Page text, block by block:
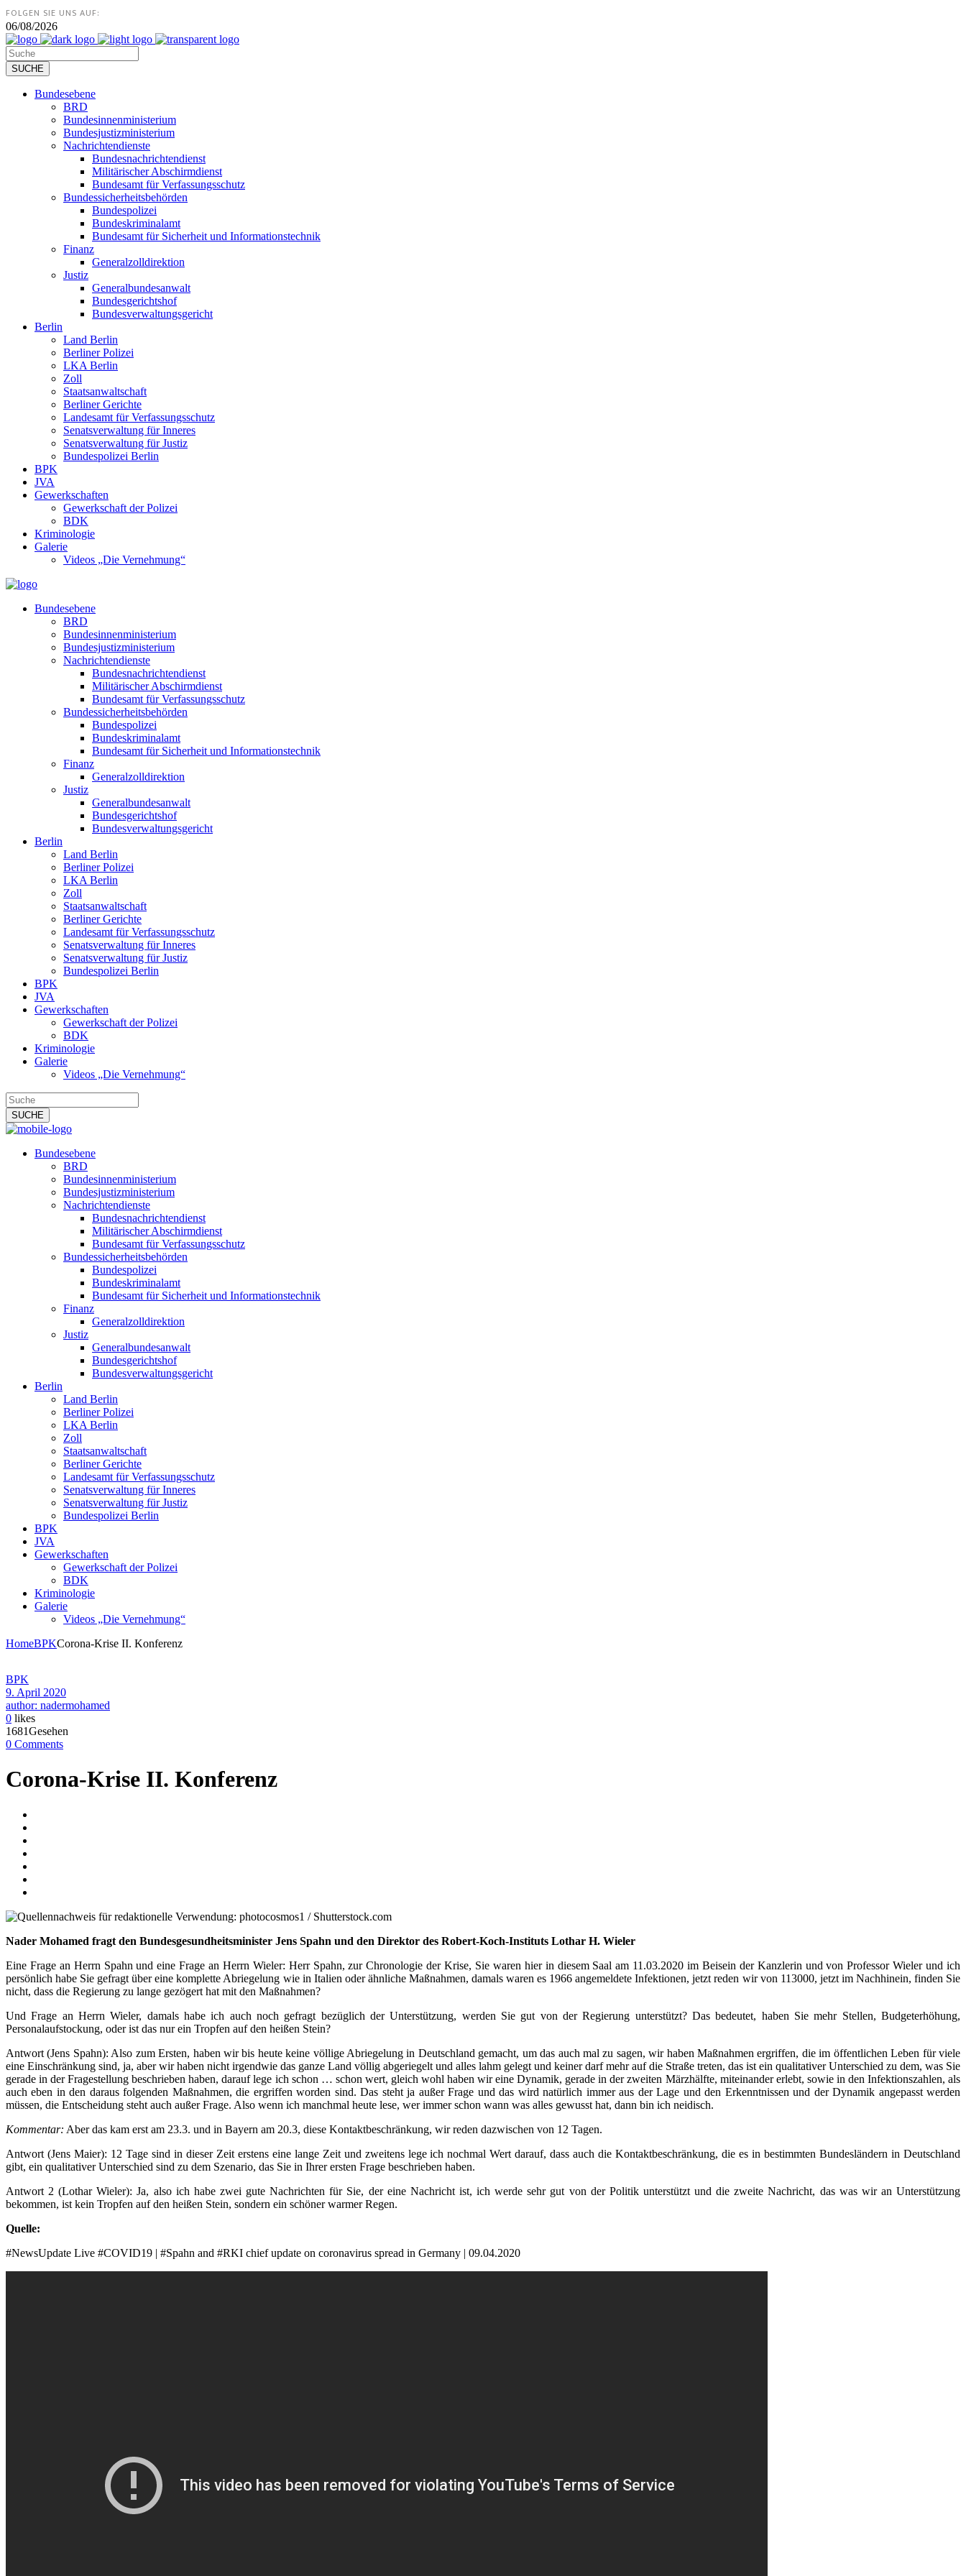
FOLGEN SIE UNS AUF:
06/08/2026
Bundesebene
BRD
Bundesinnenministerium
Bundesjustizministerium
Nachrichtendienste
Bundesnachrichtendienst
Militärischer Abschirmdienst
Bundesamt für Verfassungsschutz
Bundessicherheitsbehörden
Bundespolizei
Bundeskriminalamt
Bundesamt für Sicherheit und Informationstechnik
Finanz
Generalzolldirektion
Justiz
Generalbundesanwalt
Bundesgerichtshof
Bundesverwaltungsgericht
Berlin
Land Berlin
Berliner Polizei
LKA Berlin
Zoll
Staatsanwaltschaft
Berliner Gerichte
Landesamt für Verfassungsschutz
Senatsverwaltung für Inneres
Senatsverwaltung für Justiz
Bundespolizei Berlin
BPK
JVA
Gewerkschaften
Gewerkschaft der Polizei
BDK
Kriminologie
Galerie
Videos „Die Vernehmung“
Bundesebene
BRD
Bundesinnenministerium
Bundesjustizministerium
Nachrichtendienste
Bundesnachrichtendienst
Militärischer Abschirmdienst
Bundesamt für Verfassungsschutz
Bundessicherheitsbehörden
Bundespolizei
Bundeskriminalamt
Bundesamt für Sicherheit und Informationstechnik
Finanz
Generalzolldirektion
Justiz
Generalbundesanwalt
Bundesgerichtshof
Bundesverwaltungsgericht
Berlin
Land Berlin
Berliner Polizei
LKA Berlin
Zoll
Staatsanwaltschaft
Berliner Gerichte
Landesamt für Verfassungsschutz
Senatsverwaltung für Inneres
Senatsverwaltung für Justiz
Bundespolizei Berlin
BPK
JVA
Gewerkschaften
Gewerkschaft der Polizei
BDK
Kriminologie
Galerie
Videos „Die Vernehmung“
Bundesebene
BRD
Bundesinnenministerium
Bundesjustizministerium
Nachrichtendienste
Bundesnachrichtendienst
Militärischer Abschirmdienst
Bundesamt für Verfassungsschutz
Bundessicherheitsbehörden
Bundespolizei
Bundeskriminalamt
Bundesamt für Sicherheit und Informationstechnik
Finanz
Generalzolldirektion
Justiz
Generalbundesanwalt
Bundesgerichtshof
Bundesverwaltungsgericht
Berlin
Land Berlin
Berliner Polizei
LKA Berlin
Zoll
Staatsanwaltschaft
Berliner Gerichte
Landesamt für Verfassungsschutz
Senatsverwaltung für Inneres
Senatsverwaltung für Justiz
Bundespolizei Berlin
BPK
JVA
Gewerkschaften
Gewerkschaft der Polizei
BDK
Kriminologie
Galerie
Videos „Die Vernehmung“
HomeBPKCorona-Krise II. Konferenz
BPK
9. April 2020
author: nadermohamed
0 likes
1681Gesehen
0 Comments
Corona-Krise II. Konferenz
Nader Mohamed fragt den Bundesgesundheitsminister Jens Spahn und den Direktor des Robert-Koch-Instituts Lothar H. Wieler
Eine Frage an Herrn Spahn und eine Frage an Herrn Wieler: Herr Spahn, zur Chronologie der Krise, Sie waren hier in diesem Saal am 11.03.2020 im Beisein der Kanzlerin und von Professor Wieler und ich
persönlich habe Sie gefragt über eine komplette Abriegelung wie in Italien oder ähnliche Maßnahmen, damals waren es 1966 angemeldete Infektionen, jetzt reden wir von 113000, jetzt im Nachhinein, finden Sie
nicht, dass die Regierung zu lange gezögert hat mit den Maßnahmen?
Und Frage an Herrn Wieler, damals habe ich auch noch gefragt bezüglich der Unterstützung, werden Sie gut von der Regierung unterstützt? Das bedeutet, haben Sie mehr Stellen, Budgeterhöhung,
Personalaufstockung, oder ist das nur ein Tropfen auf den heißen Stein?
Antwort (Jens Spahn): Also zum Ersten, haben wir bis heute keine völlige Abriegelung in Deutschland gemacht, um das auch mal zu sagen, wir haben Maßnahmen ergriffen, die im öffentlichen Leben für viele
eine Einschränkung sind, ja, aber wir haben nicht irgendwie das ganze Land völlig abgeriegelt und alles lahm gelegt und keiner darf mehr auf die Straße treten, das ist ein qualitativer Unterschied zu dem, was Sie
gerade in der Fragestellung beschrieben haben, darauf lege ich schon … schon wert, gleich wohl haben wir eine Dynamik, gerade in der zweiten Märzhälfte, miteinander erlebt, sowie in den Infektionszahlen, als
auch eben in den daraus folgenden Maßnahmen, die ergriffen worden sind. Das steht ja außer Frage und das wird natürlich immer aus der Lage und den Erkenntnissen und der Dynamik angepasst werden
müssen, die Entscheidung steht auch außer Frage. Also wenn ich manchmal heute lese, wer immer schon wann was alles gewusst hat, dann bin ich neidisch.
Kommentar: Aber das kam erst am 23.3. und in Bayern am 20.3, diese Kontaktbeschränkung, wir reden dazwischen von 12 Tagen.
Antwort (Jens Maier): 12 Tage sind in dieser Zeit erstens eine lange Zeit und zweitens lege ich nochmal Wert darauf, dass auch die Kontaktbeschränkung, die es in bestimmten Bundesländern in Deutschland
gibt, ein qualitativer Unterschied sind zu dem Szenario, das Sie in Ihrer ersten Frage beschrieben haben.
Antwort 2 (Lothar Wieler): Ja, also ich habe zwei gute Nachrichten für Sie, der eine Nachricht ist, ich werde sehr gut von der Politik unterstützt und die zweite Nachricht, das was wir an Unterstützung
bekommen, ist kein Tropfen auf den heißen Stein, sondern ein schöner warmer Regen.
Quelle:
#NewsUpdate Live #COVID19 | #Spahn and #RKI chief update on coronavirus spread in Germany | 09.04.2020